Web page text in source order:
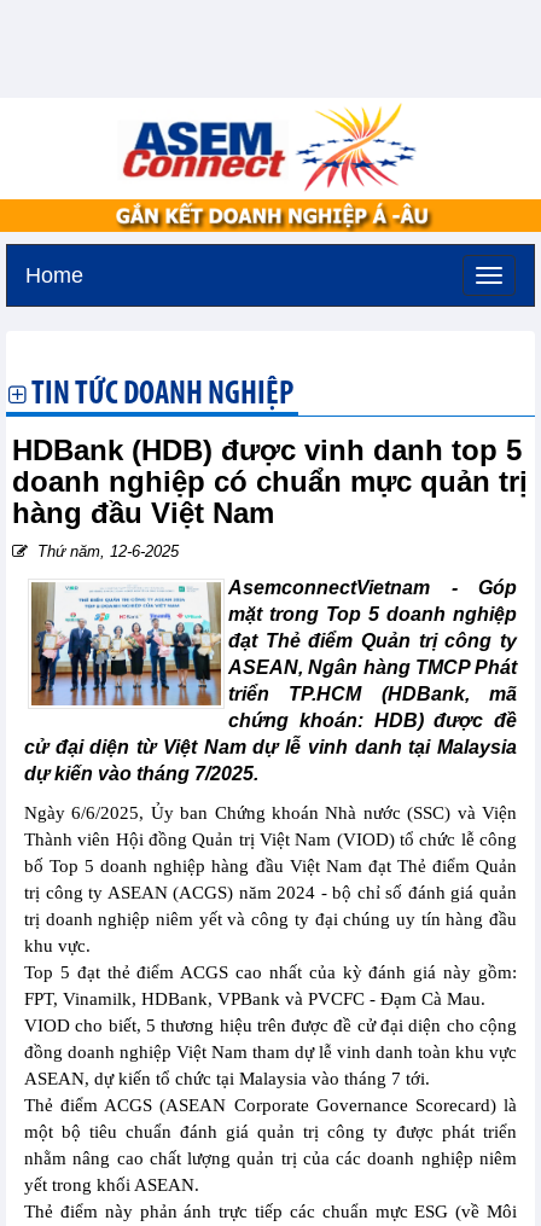
Home
TIN TỨC DOANH NGHIỆP
HDBank (HDB) được vinh danh top 5
doanh nghiệp có chuẩn mực quản trị
hàng đầu Việt Nam
Thứ năm, 12-6-2025
AsemconnectVietnam - Góp
mặt trong Top 5 doanh nghiệp
đạt Thẻ điểm Quản trị công ty
ASEAN, Ngân hàng TMCP Phát
triển TP.HCM (HDBank, mã
chứng khoán: HDB) được đề
cử đại diện từ Việt Nam dự lễ vinh danh tại Malaysia
dự kiến vào tháng 7/2025.
Ngày 6/6/2025, Ủy ban Chứng khoán Nhà nước (SSC) và Viện
Thành viên Hội đồng Quản trị Việt Nam (VIOD) tổ chức lễ công
bố Top 5 doanh nghiệp hàng đầu Việt Nam đạt Thẻ điểm Quản
trị công ty ASEAN (ACGS) năm 2024 - bộ chỉ số đánh giá quản
trị doanh nghiệp niêm yết và công ty đại chúng uy tín hàng đầu
khu vực.
Top 5 đạt thẻ điểm ACGS cao nhất của kỳ đánh giá này gồm:
FPT, Vinamilk, HDBank, VPBank và PVCFC - Đạm Cà Mau.
VIOD cho biết, 5 thương hiệu trên được đề cử đại diện cho cộng
đồng doanh nghiệp Việt Nam tham dự lễ vinh danh toàn khu vực
ASEAN, dự kiến tổ chức tại Malaysia vào tháng 7 tới.
Thẻ điểm ACGS (ASEAN Corporate Governance Scorecard) là
một bộ tiêu chuẩn đánh giá quản trị công ty được phát triển
nhằm nâng cao chất lượng quản trị của các doanh nghiệp niêm
yết trong khối ASEAN.
Thẻ điểm này phản ánh trực tiếp các chuẩn mực ESG (về Môi